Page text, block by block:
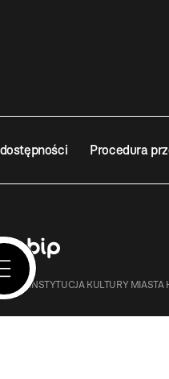
Procedura
– INSTYTUCJA KULTURY MIASTA